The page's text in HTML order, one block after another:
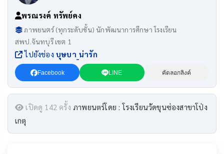
พรณรงค์ ทรัพย์คง
ภาพยนตร์ (ทุกระดับชั้น) นักพัฒนาการศึกษา โรงเรียน
สพป.จันทบุรี เขต 1
ไปยังช่องบุษบา_น่ารัก
Facebook LINE คัดลอกลิงค์
เปิดดู 142 ครั้ง ภาพยนตร์โดย : โรงเรียนวัดขุนซ่องสาขาโป่ง
เกตุ